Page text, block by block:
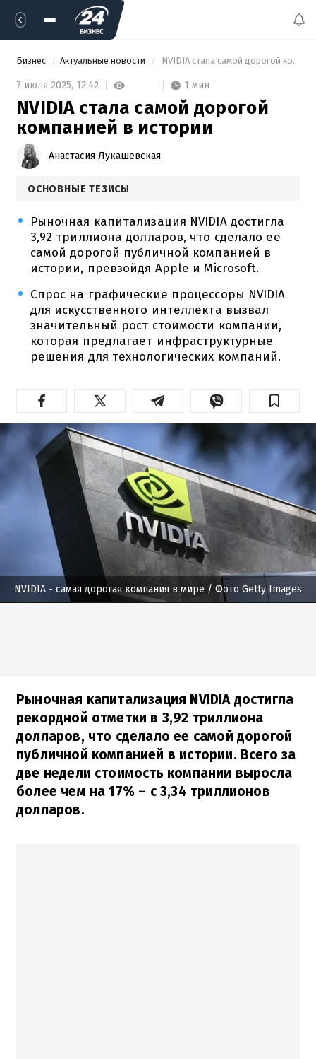
Бизнес Актуальные новости NVIDIA стала самой дорогой компанией в истории
7 июля 2025, 12:42 1 мин
NVIDIA стала самой дорогой
компанией в истории
Анастасия Лукашевская
ОСНОВНЫЕ ТЕЗИСЫ
Рыночная капитализация NVIDIA достигла
3,92 триллиона долларов, что сделало ее
самой дорогой публичной компанией в
истории, превзойдя Apple и Microsoft.
Спрос на графические процессоры NVIDIA
для искусственного интеллекта вызвал
значительный рост стоимости компании,
которая предлагает инфраструктурные
решения для технологических компаний.
NVIDIA - самая дорогая компания в мире / Фото Getty Images
Рыночная капитализация NVIDIA достигла
рекордной отметки в 3,92 триллиона
долларов, что сделало ее самой дорогой
публичной компанией в истории. Всего за
две недели стоимость компании выросла
более чем на 17% – с 3,34 триллионов
долларов.